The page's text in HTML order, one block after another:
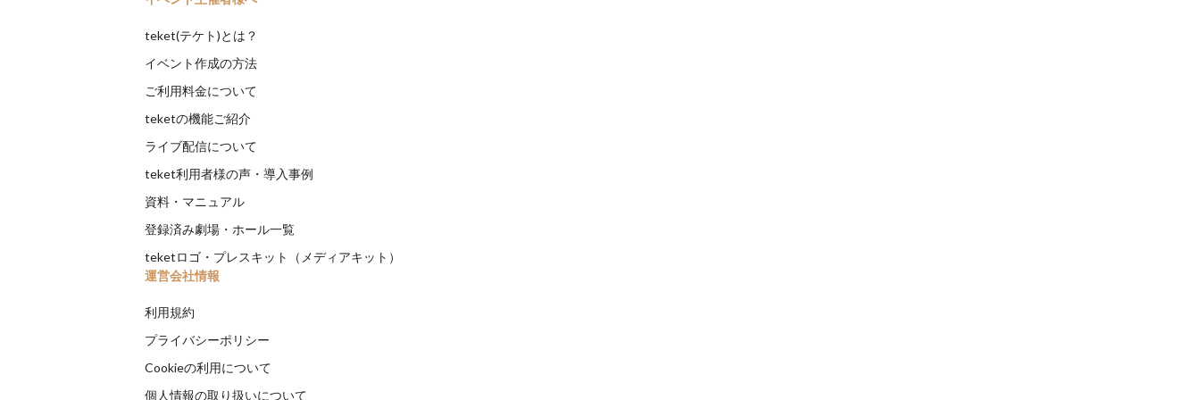
teket(テケト)とは？
イベント作成の方法
ご利用料金について
teketの機能ご紹介
ライブ配信について
teket利用者様の声・導入事例
資料・マニュアル
登録済み劇場・ホール一覧
teketロゴ・プレスキット（メディアキット）
運営会社情報
利用規約
プライバシーポリシー
Cookieの利用について
個人情報の取り扱いについて